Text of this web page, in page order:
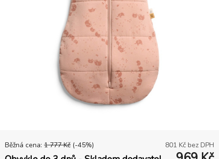
Běžná cena: 1 777 Kč (-45%) 801 Kč bez DPH